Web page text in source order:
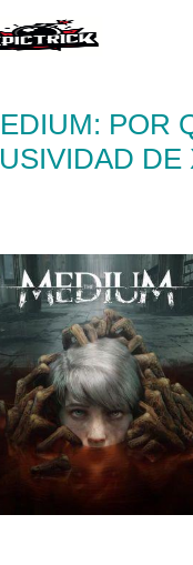
POR
DE